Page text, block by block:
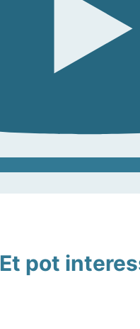
Et pot